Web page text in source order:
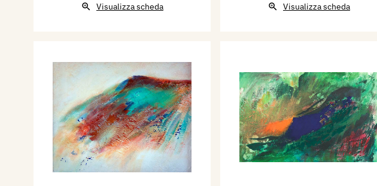
Visualizza scheda Visualizza scheda